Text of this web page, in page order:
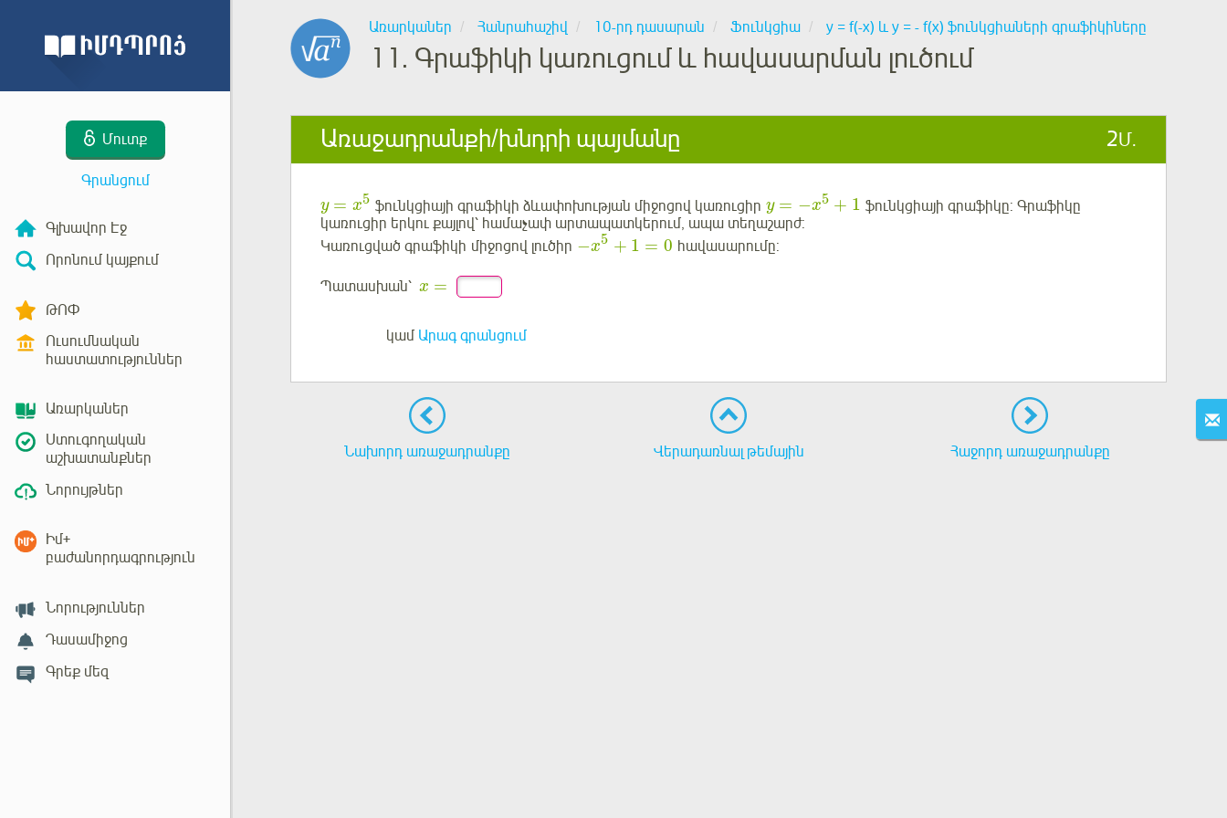
Մուտք
Գրանցում
Գլխավոր Էջ
Որոնում կայքում
ԹՈՓ
Ուսումնական
հաստատություններ
Առարկաներ
Ստուգողական
աշխատանքներ
Նորույթներ
Իմ+
բաժանորդագրություն
Նորություններ
Դասամիջոց
Գրեք մեզ
Առարկաներ Հանրահաշիվ 10-րդ դասարան Ֆունկցիա у = f(-x) և у = - f(x) ֆունկցիաների գրաֆիկիները
11. Գրաֆիկի կառուցում և հավասարման լուծում
Առաջադրանքի/խնդրի պայմանը 2Մ.
y = x5 ֆունկցիայի գրաֆիկի ձևափոխության միջոցով կառուցիրy = −x5 + 1 ֆունկցիայի գրաֆիկը: Գրաֆիկը
կառուցիր երկու քայլով՝ համաչափ արտապատկերում, ապա տեղաշարժ:
Կառուցված գրաֆիկի միջոցով լուծիր −x5 + 1 = 0 հավասարումը:
Պատասխան՝ x =
կամ Արագ գրանցում
Նախորդ առաջադրանքը Վերադառնալ թեմային Հաջորդ առաջադրանքը